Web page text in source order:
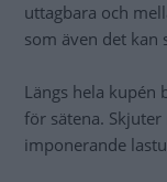
uttagbara och
som även det kan
Längs hela
för sätena.
imponerande